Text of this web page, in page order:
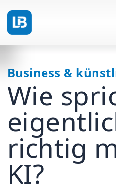
Business &
Wie
richtig
KI?